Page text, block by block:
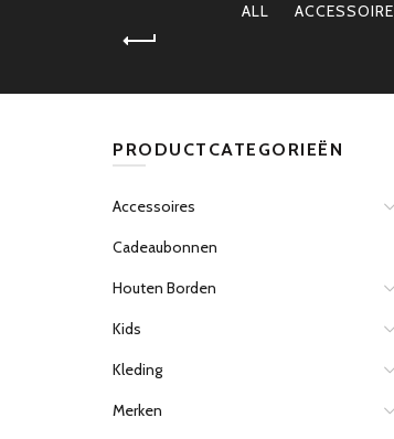
ALL
PRODUCTCATEGORIEËN
Accessoires
Cadeaubonnen
Houten Borden
Kids
Kleding
Merken